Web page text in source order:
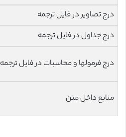
درج تصاویر در فایل ترجمه
درج جداول در فایل ترجمه
درج فرمولها و محاسبات در فایل ترجمه
منابع داخل متن